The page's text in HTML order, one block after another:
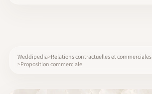
Weddipedia Relations contractuelles et commerciales
Proposition commerciale